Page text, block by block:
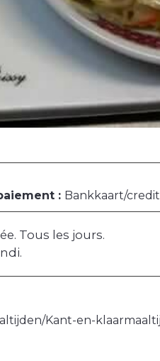
: Bankkaart/
Tous les jours.
Kant-en-